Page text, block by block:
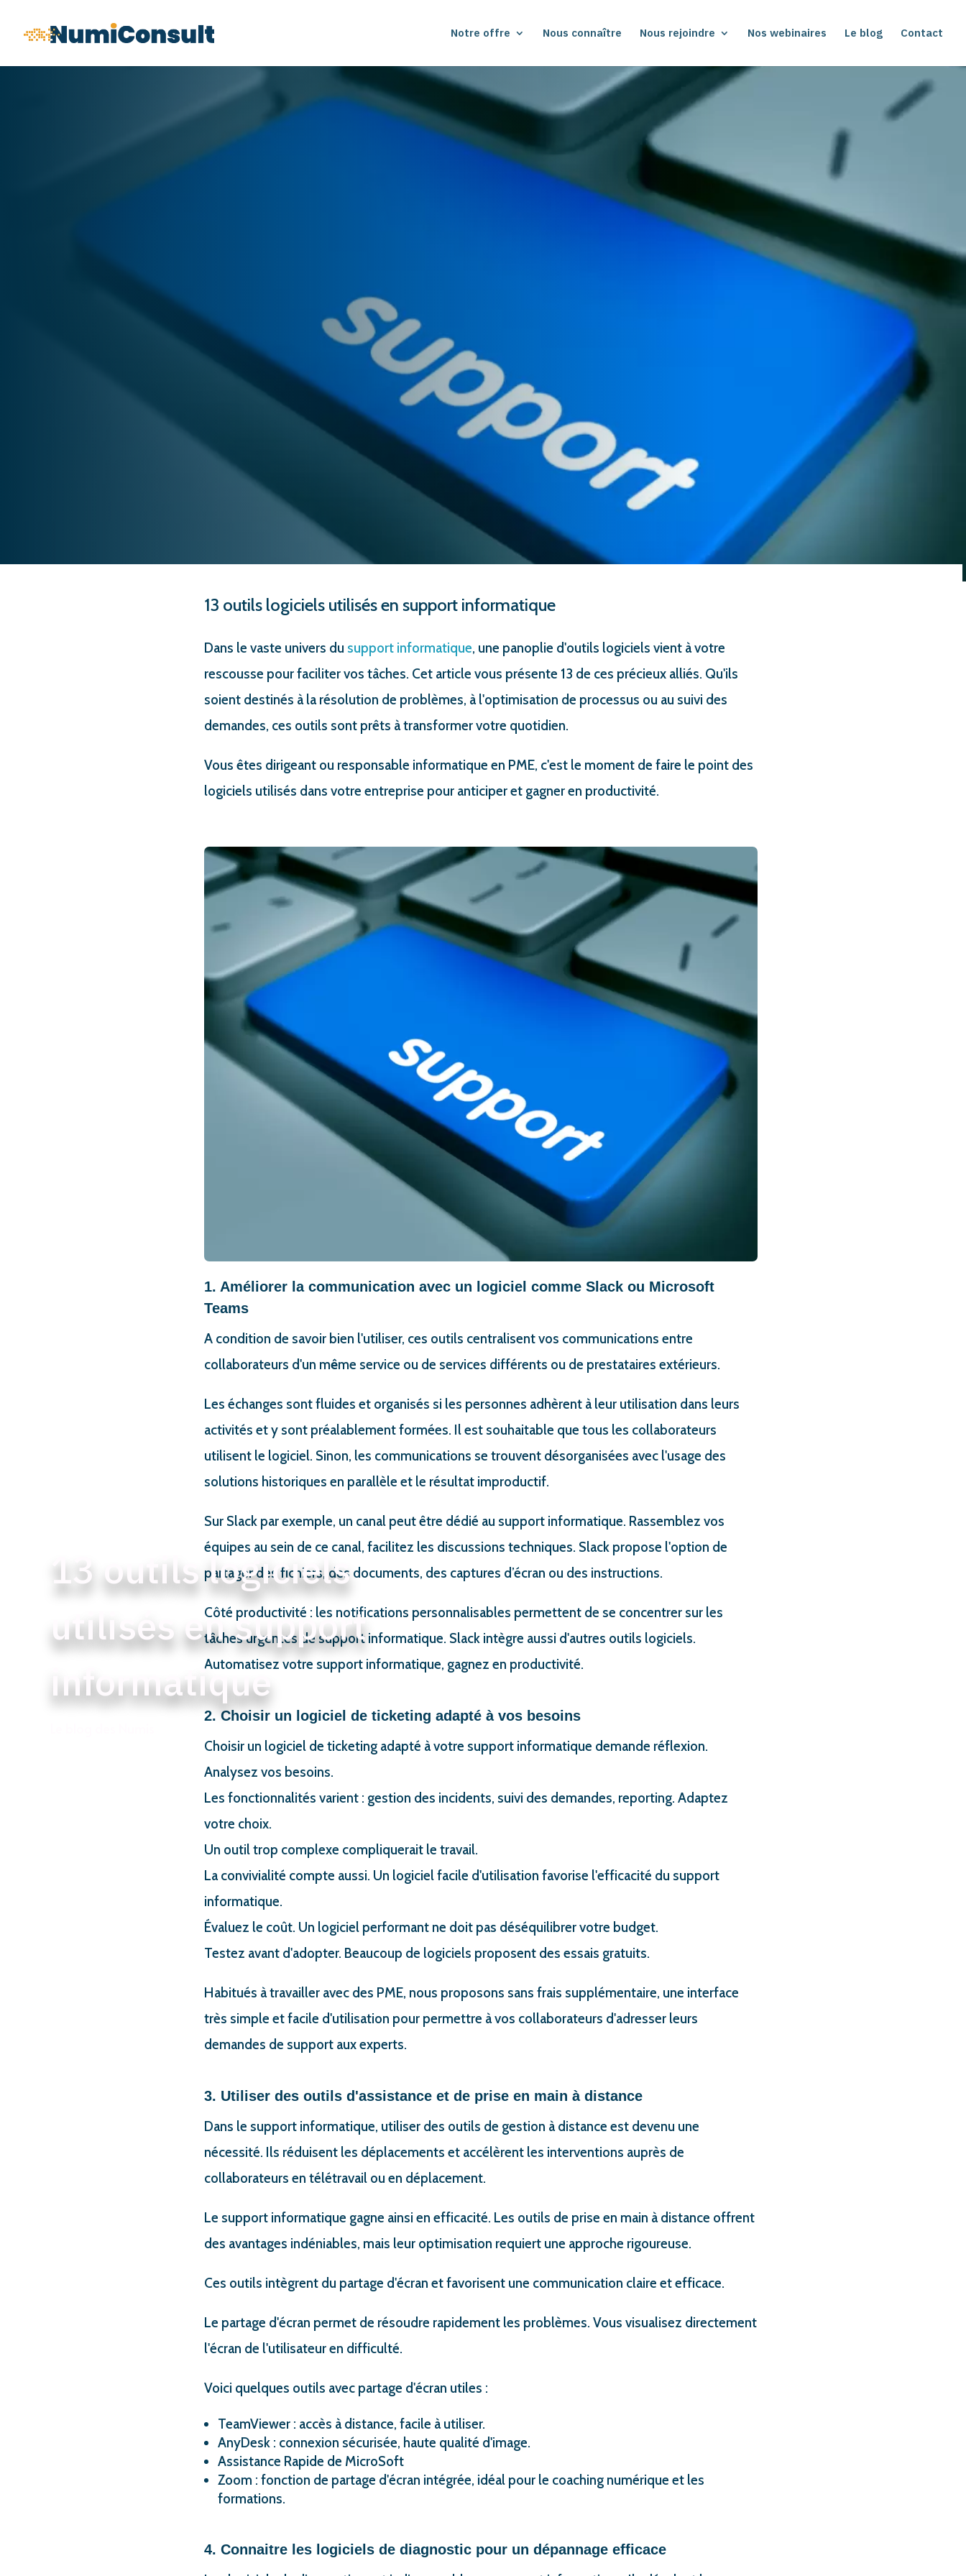
Notre offre Nous connaître Nous rejoindre Nos webinaires Le blog Contact
13 outils logiciels
utilisés en support
informatique
13 outils logiciels utilisés en support informatique
Dans le vaste univers du support informatique, une panoplie d'outils logiciels vient à votre
rescousse pour faciliter vos tâches. Cet article vous présente 13 de ces précieux alliés. Qu'ils
soient destinés à la résolution de problèmes, à l'optimisation de processus ou au suivi des
demandes, ces outils sont prêts à transformer votre quotidien.
Vous êtes dirigeant ou responsable informatique en PME, c'est le moment de faire le point des
logiciels utilisés dans votre entreprise pour anticiper et gagner en productivité.
1. Améliorer la communication avec un logiciel comme Slack ou Microsoft
Teams
A condition de savoir bien l'utiliser, ces outils centralisent vos communications entre
collaborateurs d'un même service ou de services différents ou de prestataires extérieurs.
Les échanges sont fluides et organisés si les personnes adhèrent à leur utilisation dans leurs
activités et y sont préalablement formées. Il est souhaitable que tous les collaborateurs
utilisent le logiciel. Sinon, les communications se trouvent désorganisées avec l'usage des
solutions historiques en parallèle et le résultat improductif.
Sur Slack par exemple, un canal peut être dédié au support informatique. Rassemblez vos
équipes au sein de ce canal, facilitez les discussions techniques. Slack propose l'option de
partager des fichiers, des documents, des captures d’écran ou des instructions.
Côté productivité : les notifications personnalisables permettent de se concentrer sur les
tâches urgentes de support informatique. Slack intègre aussi d'autres outils logiciels.
Automatisez votre support informatique, gagnez en productivité.
2. Choisir un logiciel de ticketing adapté à vos besoins
Choisir un logiciel de ticketing adapté à votre support informatique demande réflexion.
Analysez vos besoins.
Les fonctionnalités varient : gestion des incidents, suivi des demandes, reporting. Adaptez
votre choix.
Un outil trop complexe compliquerait le travail.
La convivialité compte aussi. Un logiciel facile d'utilisation favorise l'efficacité du support
informatique.
Évaluez le coût. Un logiciel performant ne doit pas déséquilibrer votre budget.
Testez avant d'adopter. Beaucoup de logiciels proposent des essais gratuits.
Habitués à travailler avec des PME, nous proposons sans frais supplémentaire, une interface
très simple et facile d'utilisation pour permettre à vos collaborateurs d'adresser leurs
demandes de support aux experts.
3. Utiliser des outils d'assistance et de prise en main à distance
Dans le support informatique, utiliser des outils de gestion à distance est devenu une
nécessité. Ils réduisent les déplacements et accélèrent les interventions auprès de
collaborateurs en télétravail ou en déplacement.
Le support informatique gagne ainsi en efficacité. Les outils de prise en main à distance offrent
des avantages indéniables, mais leur optimisation requiert une approche rigoureuse.
Ces outils intègrent du partage d'écran et favorisent une communication claire et efficace.
Le partage d'écran permet de résoudre rapidement les problèmes. Vous visualisez directement
l'écran de l'utilisateur en difficulté.
Voici quelques outils avec partage d'écran utiles :
TeamViewer : accès à distance, facile à utiliser.
AnyDesk : connexion sécurisée, haute qualité d'image.
Assistance Rapide de MicroSoft
Zoom : fonction de partage d'écran intégrée, idéal pour le coaching numérique et les
formations.
4. Connaitre les logiciels de diagnostic pour un dépannage efficace